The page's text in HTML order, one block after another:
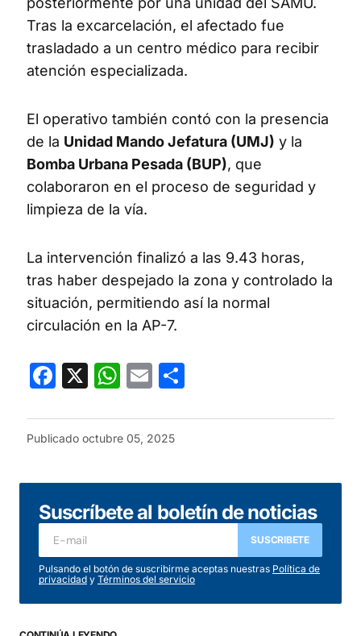
Tras la excarcelación, el afectado fue
trasladado a un centro médico para recibir
atención especializada.
El operativo también contó con la presencia
de la Unidad Mando Jefatura (UMJ) y la
Bomba Urbana Pesada (BUP), que
colaboraron en el proceso de seguridad y
limpieza de la vía.
La intervención finalizó a las 9.43 horas,
tras haber despejado la zona y controlado la
situación, permitiendo así la normal
circulación en la AP-7.
Facebook
X WhatsApp
Email
Publicado octubre 05, 2025
Suscríbete al boletín de noticias
SUSCRIBETE
Pulsando el botón de suscribirme aceptas nuestras Política de
privacidad y Términos del servicio